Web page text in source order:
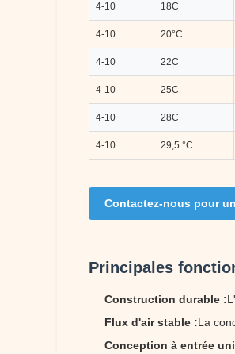
4-10 18C
4-10 20°C
4-10 22C
4-10 25C
4-10 28C
4-10 29,5 °C
Contactez-nous pour
Principales
Construction durable :
Flux d'air stable :La
Conception à entrée